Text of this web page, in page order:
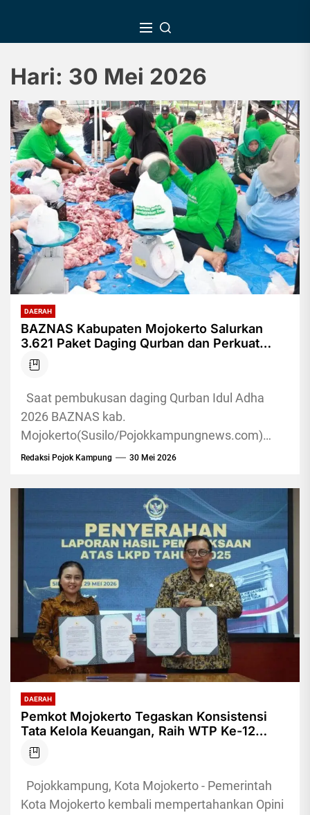
the
Hari: 30 Mei 2026
DAERAH
BAZNAS Kabupaten Mojokerto Salurkan
3.621 Paket Daging Qurban dan Perkuat
Pemberdayaan Peternak Lokal
Saat pembukusan daging Qurban Idul Adha
2026 BAZNAS kab.
Mojokerto(Susilo/Pojokkampungnews.com)
Pojokkampung, Mojokerto – Badan Amil Zakat
menggelar Seremoni Kurban Berkah...
Redaksi Pojok Kampung 30 Mei 2026
DAERAH
Pemkot Mojokerto Tegaskan Konsistensi
Tata Kelola Keuangan, Raih WTP Ke-12
Berturut-turut
Pojokkampung, Kota Mojokerto - Pemerintah
Kota Mojokerto kembali mempertahankan Opini